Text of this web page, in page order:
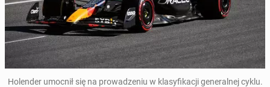
Ho­len­der umocnił się na pro­wa­dze­niu w kla­sy­fi­ka­cji ge­ne­ral­nej cyklu.